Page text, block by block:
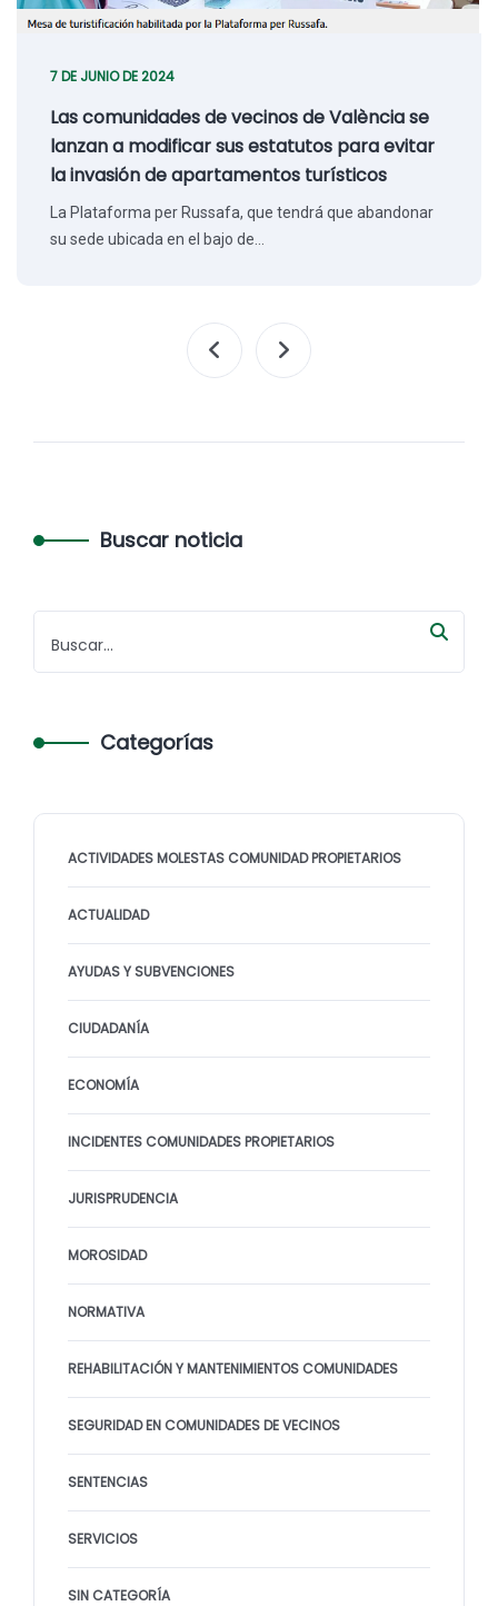
7 DE JUNIO DE 2024
Las comunidades de vecinos de València se
lanzan a modificar sus estatutos para evitar
la invasión de apartamentos turísticos
La Plataforma per Russafa, que tendrá que abandonar
su sede ubicada en el bajo de…
Buscar noticia
Categorías
ACTIVIDADES MOLESTAS COMUNIDAD PROPIETARIOS
ACTUALIDAD
AYUDAS Y SUBVENCIONES
CIUDADANÍA
ECONOMÍA
INCIDENTES COMUNIDADES PROPIETARIOS
JURISPRUDENCIA
MOROSIDAD
NORMATIVA
REHABILITACIÓN Y MANTENIMIENTOS COMUNIDADES
SEGURIDAD EN COMUNIDADES DE VECINOS
SENTENCIAS
SERVICIOS
SIN CATEGORÍA